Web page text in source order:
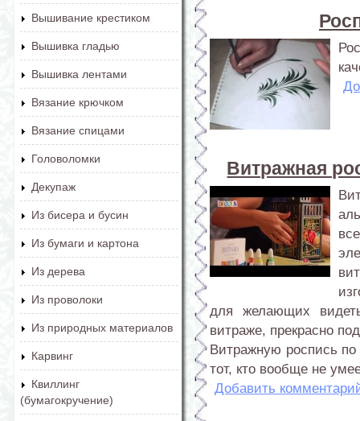
Вышивание крестиком
Вышивка гладью
Вышивка лентами
Вязание крючком
Вязание спицами
Головоломки
Декупаж
Из бисера и бусин
Из бумаги и картона
Из дерева
Из проволоки
Из природных материалов
Карвинг
Квиллинг
(бумагокручение)
Витражная
для желающих
витраже, прекрасно
Витражную роспись
тот, кто вообще не
Добавить